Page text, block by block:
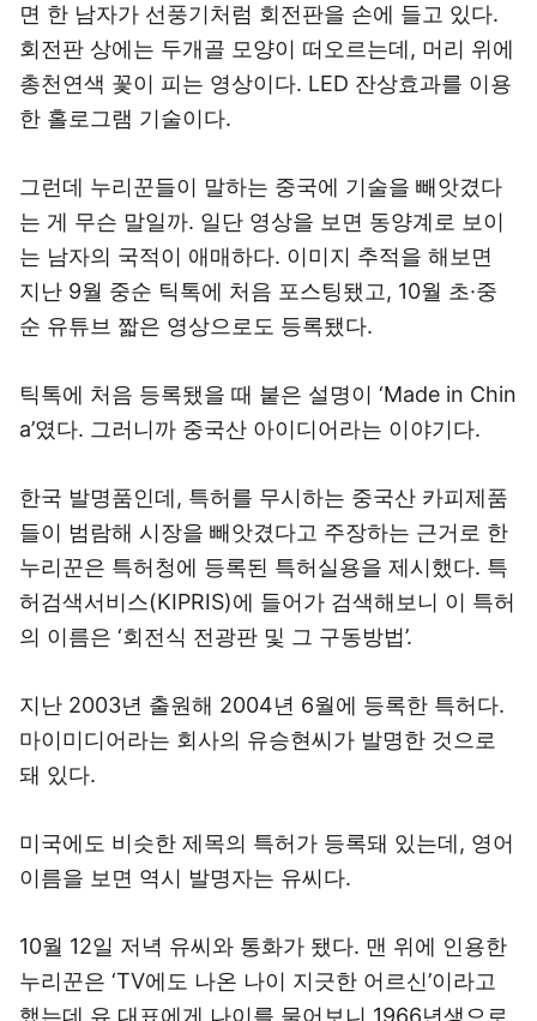
면 한 남자가 선풍기처럼 회전판을 손에 들고 있다.
회전판 상에는 두개골 모양이 떠오르는데, 머리 위에
총천연색 꽃이 피는 영상이다. LED 잔상효과를 이용
한 홀로그램 기술이다.
그런데 누리꾼들이 말하는 중국에 기술을 빼앗겼다
는 게 무슨 말일까. 일단 영상을 보면 동양계로 보이
는 남자의 국적이 애매하다. 이미지 추적을 해보면
지난 9월 중순 틱톡에 처음 포스팅됐고, 10월 초·중
순 유튜브 짧은 영상으로도 등록됐다.
틱톡에 처음 등록됐을 때 붙은 설명이 ‘Made in Chin
a’였다. 그러니까 중국산 아이디어라는 이야기다.
한국 발명품인데, 특허를 무시하는 중국산 카피제품
들이 범람해 시장을 빼앗겼다고 주장하는 근거로 한
누리꾼은 특허청에 등록된 특허실용을 제시했다. 특
허검색서비스(KIPRIS)에 들어가 검색해보니 이 특허
의 이름은 ‘회전식 전광판 및 그 구동방법’.
지난 2003년 출원해 2004년 6월에 등록한 특허다.
마이미디어라는 회사의 유승현씨가 발명한 것으로
돼 있다.
미국에도 비슷한 제목의 특허가 등록돼 있는데, 영어
이름을 보면 역시 발명자는 유씨다.
10월 12일 저녁 유씨와 통화가 됐다. 맨 위에 인용한
누리꾼은 ‘TV에도 나온 나이 지긋한 어르신’이라고
했는데 유 대표에게 나이를 물어보니 1966년생으로